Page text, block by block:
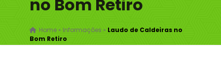
no Bom Retiro
Home» Informações » Laudo de Caldeiras no
Bom Retiro